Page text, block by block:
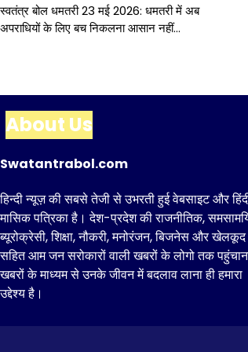
स्वतंत्र बोल धमतरी 23 मई 2026: धमतरी में अब
अपराधियों के लिए बच निकलना आसान नहीं…
About Us
Swatantrabol.com
हिन्दी न्यूज़ की सबसे तेजी से उभरती हुई वेबसाइट और
मासिक पत्रिका है। देश-प्रदेश की राजनीतिक,
ब्यूरोक्रेसी, शिक्षा, नौकरी, मनोरंजन, बिजनेस और खेलकूद
सहित आम जन सरोकारों वाली खबरों के लोगो तक
खबरों के माध्यम से उनके जीवन में बदलाव लाना ही हमारा
उद्देश्य है।